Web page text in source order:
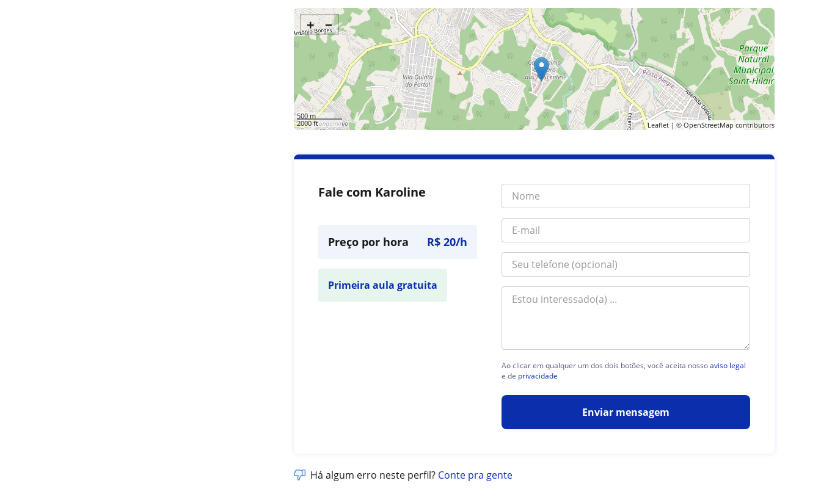
+ −
500 m
2000 ft
Leaflet| © OpenStreetMap contributors
Fale com Karoline
Preço por hora R$ 20/h
Primeira aula gratuita
Ao clicar em qualquer um dos dois botões, você aceita nossoaviso legal
e de privacidade
Enviar mensagem
Há algum erro neste perfil? Conte pra gente